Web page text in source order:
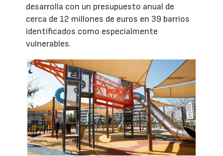
desarrolla con un presupuesto anual de
cerca de 12 millones de euros en 39 barrios
identificados como especialmente
vulnerables.